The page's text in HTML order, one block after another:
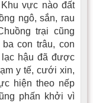
vực nào đất
ngô, sắn, rau
trại cũng
con trâu, con
lạc hậu đã được
y tế, cưới xin,
hiện theo nếp
phấn khởi vì